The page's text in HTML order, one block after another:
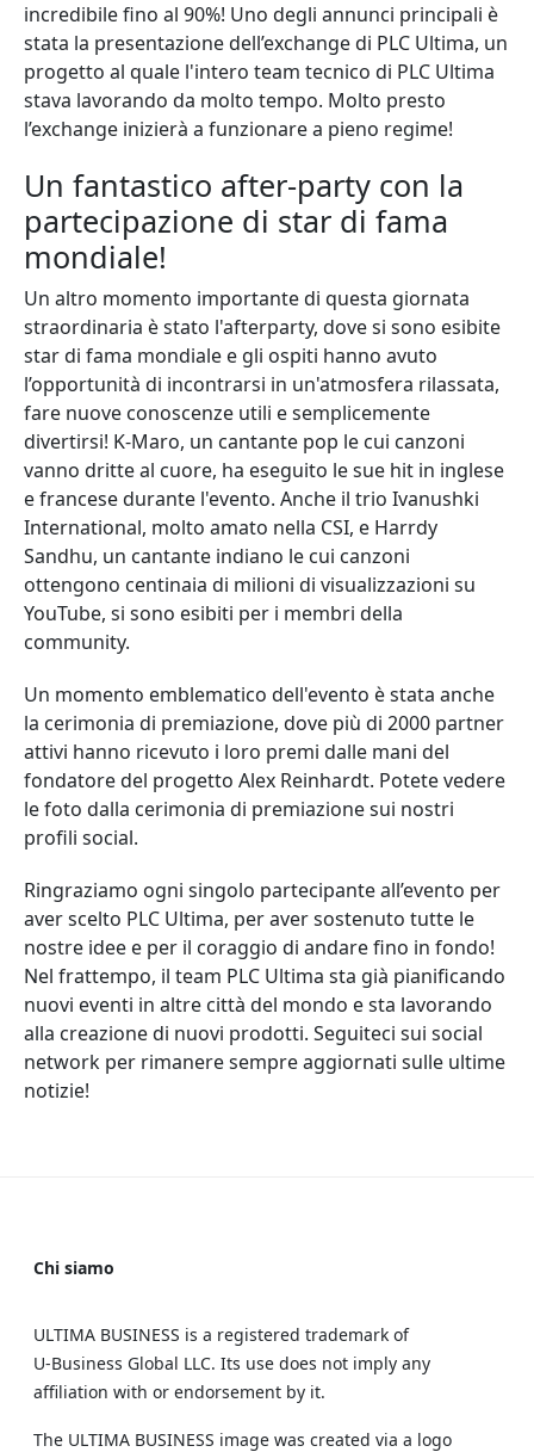
incredibile fino al 90%! Uno degli annunci principali è
stata la presentazione dell’exchange di PLC Ultima, un
progetto al quale l'intero team tecnico di PLC Ultima
stava lavorando da molto tempo. Molto presto
l’exchange inizierà a funzionare a pieno regime!
Un fantastico after-party con la
partecipazione di star di fama
mondiale!
Un altro momento importante di questa giornata
straordinaria è stato l'afterparty, dove si sono esibite
star di fama mondiale e gli ospiti hanno avuto
l’opportunità di incontrarsi in un'atmosfera rilassata,
fare nuove conoscenze utili e semplicemente
divertirsi! K-Maro, un cantante pop le cui canzoni
vanno dritte al cuore, ha eseguito le sue hit in inglese
e francese durante l'evento. Anche il trio Ivanushki
International, molto amato nella CSI, e Harrdy
Sandhu, un cantante indiano le cui canzoni
ottengono centinaia di milioni di visualizzazioni su
YouTube, si sono esibiti per i membri della
community.
Un momento emblematico dell'evento è stata anche
la cerimonia di premiazione, dove più di 2000 partner
attivi hanno ricevuto i loro premi dalle mani del
fondatore del progetto Alex Reinhardt. Potete vedere
le foto dalla cerimonia di premiazione sui nostri
profili social.
Ringraziamo ogni singolo partecipante all’evento per
aver scelto PLC Ultima, per aver sostenuto tutte le
nostre idee e per il coraggio di andare fino in fondo!
Nel frattempo, il team PLC Ultima sta già pianificando
nuovi eventi in altre città del mondo e sta lavorando
alla creazione di nuovi prodotti. Seguiteci sui social
network per rimanere sempre aggiornati sulle ultime
notizie!
Chi siamo
ULTIMA BUSINESS is a registered trademark of
U‑Business Global LLC. Its use does not imply any
affiliation with or endorsement by it.
The ULTIMA BUSINESS image was created via a logo